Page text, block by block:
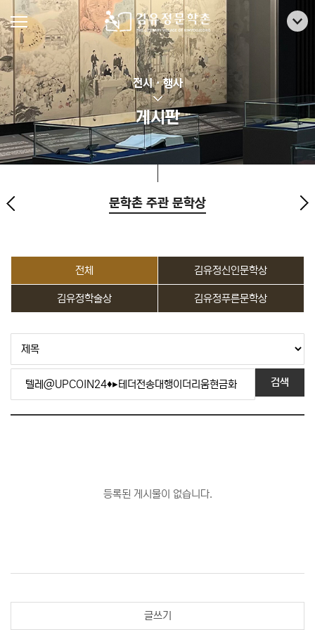
전시 · 행사
게시판
문학촌 주관 문학상
전체 김유정신인문학상
김유정학술상 김유정푸른문학상
검색
등록된 게시물이 없습니다.
글쓰기